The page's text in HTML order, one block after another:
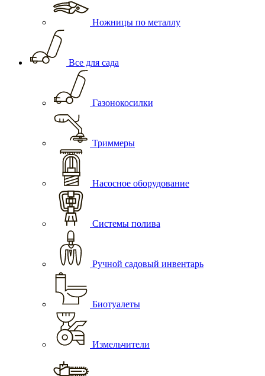
Ножницы по металлу
Все для сада
Газонокосилки
Триммеры
Насосное оборудование
Системы полива
Ручной садовый инвентарь
Биотуалеты
Измельчители